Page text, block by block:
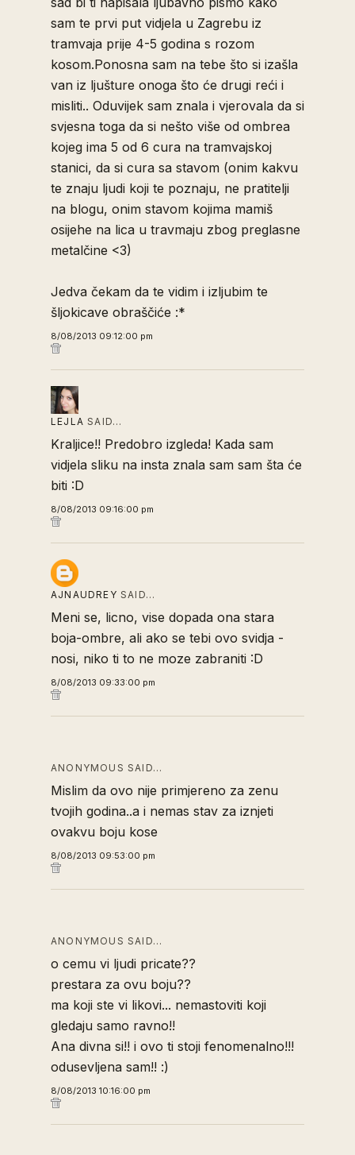
sam te prvi put vidjela u Zagrebu iz
tramvaja prije 4-5 godina s rozom
kosom.Ponosna sam na tebe što si izašla
van iz ljušture onoga što će drugi reći i
misliti.. Oduvijek sam znala i vjerovala da si
svjesna toga da si nešto više od ombrea
kojeg ima 5 od 6 cura na tramvajskoj
stanici, da si cura sa stavom (onim kakvu
te znaju ljudi koji te poznaju, ne pratitelji
na blogu, onim stavom kojima mamiš
osijehe na lica u travmaju zbog preglasne
metalčine <3)
Jedva čekam da te vidim i izljubim te
šljokicave obraščiće :*
8/08/2013 09:12:00 pm
LEJLA SAID…
Kraljice!! Predobro izgleda! Kada sam
vidjela sliku na insta znala sam sam šta će
biti :D
8/08/2013 09:16:00 pm
AJNAUDREY SAID…
Meni se, licno, vise dopada ona stara
boja-ombre, ali ako se tebi ovo svidja -
nosi, niko ti to ne moze zabraniti :D
8/08/2013 09:33:00 pm
ANONYMOUS SAID…
Mislim da ovo nije primjereno za zenu
tvojih godina..a i nemas stav za iznjeti
ovakvu boju kose
8/08/2013 09:53:00 pm
ANONYMOUS SAID…
o cemu vi ljudi pricate??
prestara za ovu boju??
ma koji ste vi likovi... nemastoviti koji
gledaju samo ravno!!
Ana divna si!! i ovo ti stoji fenomenalno!!!
odusevljena sam!! :)
8/08/2013 10:16:00 pm